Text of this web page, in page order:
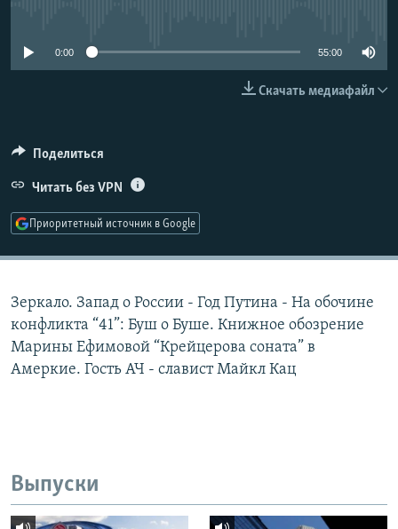
ПОДПИШИТЕСЬ НА РАССЫЛКУ
Все сайты РСЕ/РС
0:00 55:00
Скачать медиафайл
Поделиться
Читать без VPN
Приоритетный источник в Google
Зеркало. Запад о России - Год Путина - На обочине
конфликта “41”: Буш о Буше. Книжное обозрение
Марины Ефимовой “Крейцерова соната” в
Амеркие. Гость АЧ - славист Майкл Кац
Выпуски